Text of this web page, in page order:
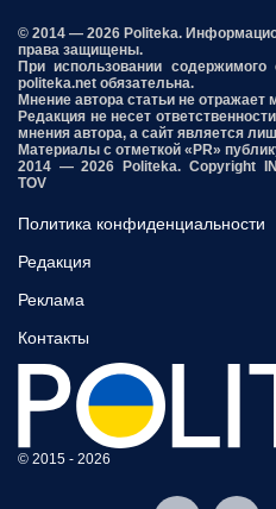
© 2014 — 2026 Politeka.
права защищены.
При использовании содержимого
politeka.net обязательна.
Мнение автора статьи не отражает
Редакция не несет
мнения автора, а сайт является
Материалы с отметкой «PR»
2014 — 2026 Politeka. Copyright
TOV
Политика конфиденциальности
Редакция
Реклама
Контакты
© 2015 - 2026